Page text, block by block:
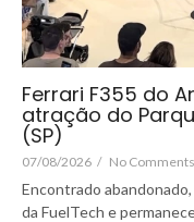
Ferrari F355 do
atração do
(SP)
07/08/2026 / No Comments
Encontrado
da FuelTech e